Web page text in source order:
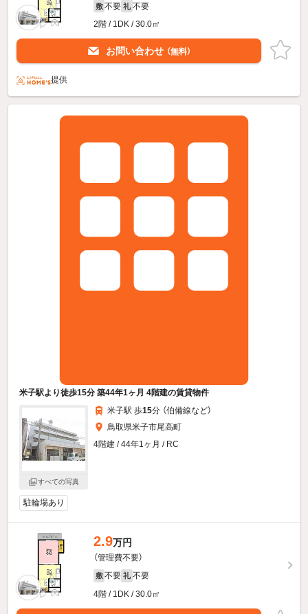
敷 不要 礼 不要
2階 / 1DK / 30.0㎡
お問い合わせ （無料）
提供
米子駅より徒歩15分 築44年1ヶ月 4階建の賃貸物件
すべての写真
米子駅 歩15分 （伯備線など）
鳥取県米子市尾高町
4階建 / 44年1ヶ月 / RC
駐輪場あり
2.9万円
（管理費不要）
敷 不要 礼 不要
4階 / 1DK / 30.0㎡